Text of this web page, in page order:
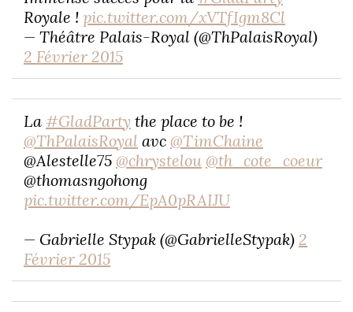
Royale ! pic.twitter.com/xVTfIgm8Cl
— Théâtre Palais-Royal (@ThPalaisRoyal)
2 Février 2015
La #GladParty the place to be !
@ThPalaisRoyal avc @TimChaine
@Alestelle75 @chrystelou @th_cote_coeur
@thomasngohong
pic.twitter.com/EpA0pRAIJU
— Gabrielle Stypak (@GabrielleStypak) 2
Février 2015